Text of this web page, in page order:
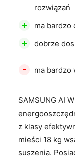
SAMSUNG AI
z klasy
mieści 18 kg
suszenia.
rozwiązań
+ ma bardzo
+ dobrze
- ma bardzo